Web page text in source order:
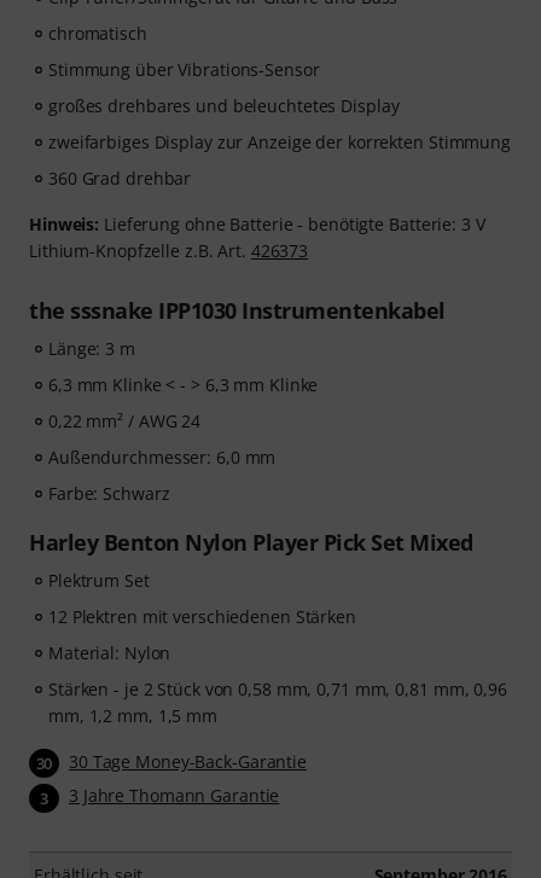
chromatisch
Stimmung über Vibrations-Sensor
großes drehbares und beleuchtetes Display
zweifarbiges Display zur Anzeige der korrekten Stimmung
360 Grad drehbar
Hinweis: Lieferung ohne Batterie - benötigte Batterie: 3 V
Lithium-Knopfzelle z.B. Art. 426373
the sssnake IPP1030 Instrumentenkabel
Länge: 3 m
6,3 mm Klinke < - > 6,3 mm Klinke
0,22 mm² / AWG 24
Außendurchmesser: 6,0 mm
Farbe: Schwarz
Harley Benton Nylon Player Pick Set Mixed
Plektrum Set
12 Plektren mit verschiedenen Stärken
Material: Nylon
Stärken - je 2 Stück von 0,58 mm, 0,71 mm, 0,81 mm, 0,96
mm, 1,2 mm, 1,5 mm
30 30 Tage Money-Back-Garantie
3 3 Jahre Thomann Garantie